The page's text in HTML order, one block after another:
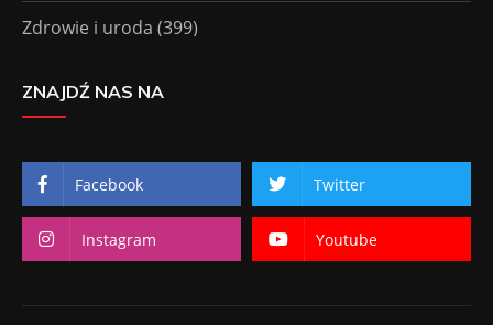
Zdrowie i uroda (399)
ZNAJDŹ NAS NA
Facebook Twitter
Instagram Youtube